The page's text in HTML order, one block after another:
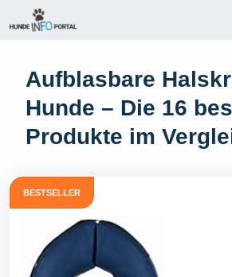
Inhalt
Aufblasbare
Hunde – Die 16
Produkte im
BESTSELLER